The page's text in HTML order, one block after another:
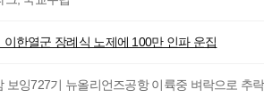
이한열군 장례식 노제에 100만 인파 운집
보잉727기 뉴올리언즈공항 이륙중 벼락으로 추